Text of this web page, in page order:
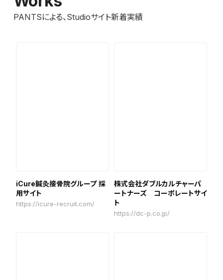
PANTSによる、Studioサイト新着実績
iCure鍼灸接骨院グループ 採
用サイト
https://icure-recruit.com/
株式会社ダブルカルチャーパ
ートナーズ コーポレートサイ
ト
https://dc-p.co.jp/